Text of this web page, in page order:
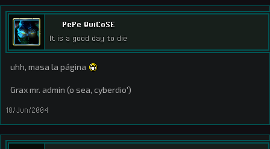
PePe QuiCoSE
It is a good day to die
uhh, masa la página
Grax mr. admin (o sea, cyberdio')
18/Jun/2004